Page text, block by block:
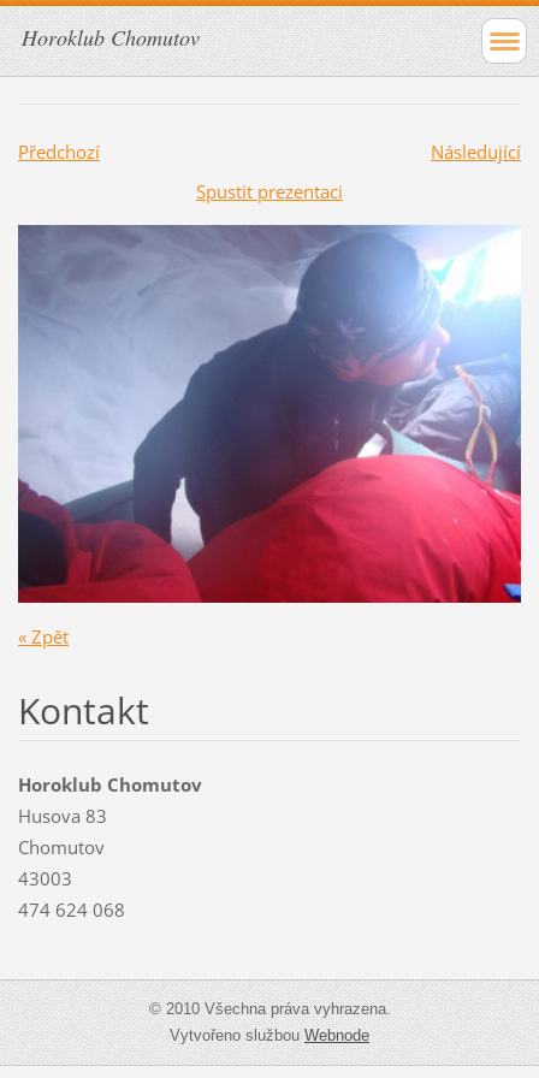
Horoklub Chomutov
Předchozí
Následující
Spustit prezentaci
« Zpět
Kontakt
Horoklub Chomutov
Husova 83
Chomutov
43003
474 624 068
© 2010 Všechna práva vyhrazena.
Vytvořeno službouWebnode